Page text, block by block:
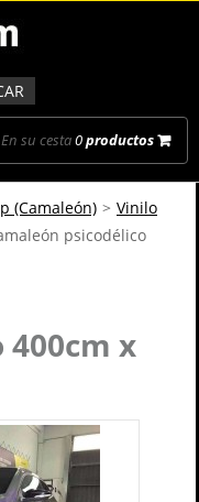
En su cesta0productos
(Camaleón) > Vinilo
psicodélico
x